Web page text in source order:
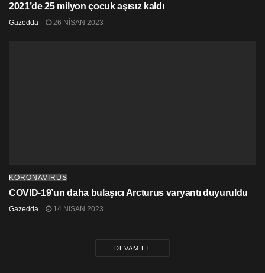
2021’de 25 milyon çocuk aşısız kaldı
Gazedda 26 NISAN 2023
KORONAVİRÜS
COVID-19’un daha bulaşıcı Arcturus varyantı duyuruldu
Gazedda 14 NISAN 2023
DEVAM ET